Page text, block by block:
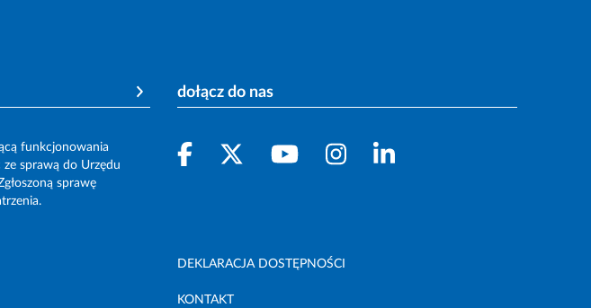
funkcjonowania
ze sprawą do Urzędu
sprawę
dołącz do nas
DEKLARACJA DOSTĘPNOŚCI
KONTAKT